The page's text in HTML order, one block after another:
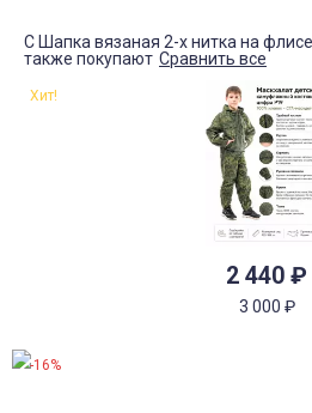
С Шапка вязаная 2-х нитка на
также покупают Сравнить все
2 440 ₽
3 000 ₽
Хит!
-16%